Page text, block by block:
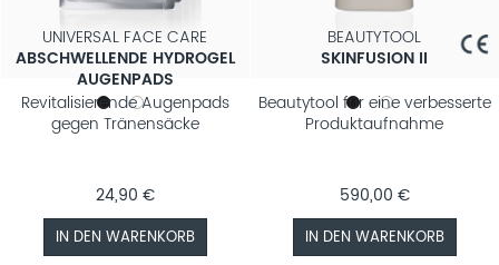
UNIVERSAL FACE CARE
ABSCHWELLENDE HYDROGEL
AUGENPADS
Revitalisierende Augenpads
gegen Tränensäcke
24,90 €
IN DEN WARENKORB
BEAUTYTOOL
SKINFUSION II
Beautytool für eine verbesserte
Produktaufnahme
590,00 €
IN DEN WARENKORB